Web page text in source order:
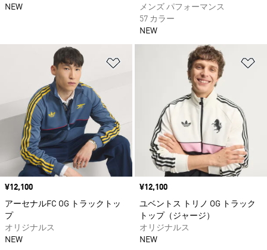
NEW
メンズ パフォーマンス
57 カラー
NEW
ほしいものリストに追加
価格
¥12,100
アーセナルFC OG トラックトッ
プ
オリジナルス
NEW
価格
¥12,100
ユベントス トリノ OG トラック
トップ（ジャージ）
オリジナルス
NEW